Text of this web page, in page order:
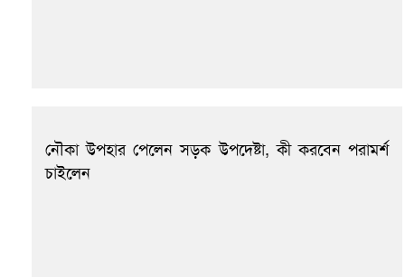
নৌকা উপহার পেলেন সড়ক উপদেষ্টা, কী করবেন পরামর্শ
চাইলেন